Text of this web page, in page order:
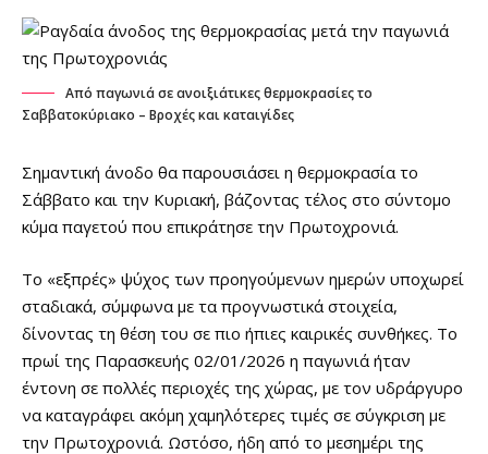
Από παγωνιά σε ανοιξιάτικες θερμοκρασίες το
Σαββατοκύριακο – Βροχές και καταιγίδες
Σημαντική άνοδο θα παρουσιάσει η θερμοκρασία το
Σάββατο και την Κυριακή, βάζοντας τέλος στο σύντομο
κύμα παγετού που επικράτησε την Πρωτοχρονιά.
Το «εξπρές» ψύχος των προηγούμενων ημερών υποχωρεί
σταδιακά, σύμφωνα με τα προγνωστικά στοιχεία,
δίνοντας τη θέση του σε πιο ήπιες καιρικές συνθήκες. Το
πρωί της Παρασκευής 02/01/2026 η παγωνιά ήταν
έντονη σε πολλές περιοχές της χώρας, με τον υδράργυρο
να καταγράφει ακόμη χαμηλότερες τιμές σε σύγκριση με
την Πρωτοχρονιά. Ωστόσο, ήδη από το μεσημέρι της